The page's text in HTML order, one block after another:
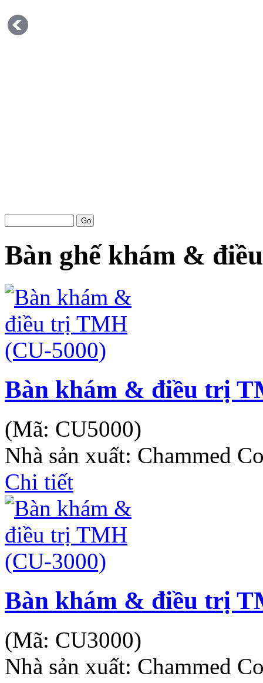
Bàn ghế khám &
Bàn khám & điều trị
(Mã: CU5000)
Nhà sản xuất: Chammed
Chi tiết
Bàn khám & điều trị
(Mã: CU3000)
Nhà sản xuất: Chammed